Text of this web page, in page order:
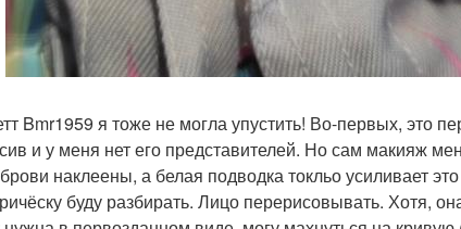
Bmr1959 я тоже не могла упустить! Во-первых, это
и у меня нет его представителей. Но сам макияж
наклеены, а белая подводка токльо усиливает
буду разбирать. Лицо перерисовывать. Хотя,